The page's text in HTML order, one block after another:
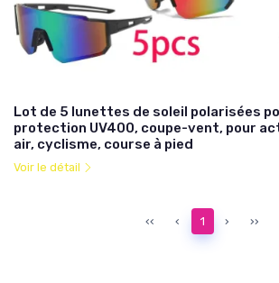
Lot de 5 lunettes de soleil polarisées
protection UV400, coupe-vent, pour
air, cyclisme, course à pied
Voir le détail
‹‹ ‹ 1 › ››